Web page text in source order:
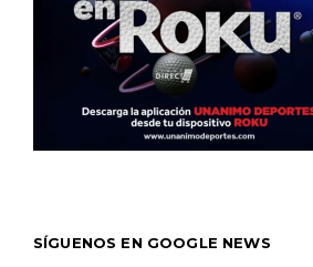
SÍGUENOS EN GOOGLE NEWS